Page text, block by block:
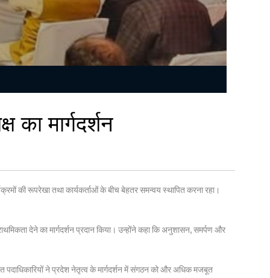
का मार्गदर्शन
की रूपरेखा तथा कार्यकर्ताओं के बीच बेहतर समन्वय स्थापित करना रहा।
देने का मार्गदर्शन प्रदान किया। उन्होंने कहा कि अनुशासन, समर्पण और
पदाधिकारियों ने प्रदेश नेतृत्व के मार्गदर्शन में संगठन को और अधिक मजबूत